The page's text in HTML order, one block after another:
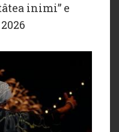
inimi” e